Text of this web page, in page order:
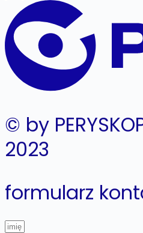
© by
2023
formularz